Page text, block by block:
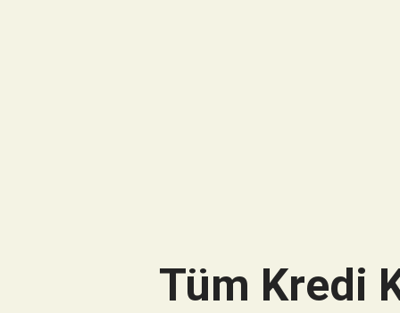
Tüm Kredi